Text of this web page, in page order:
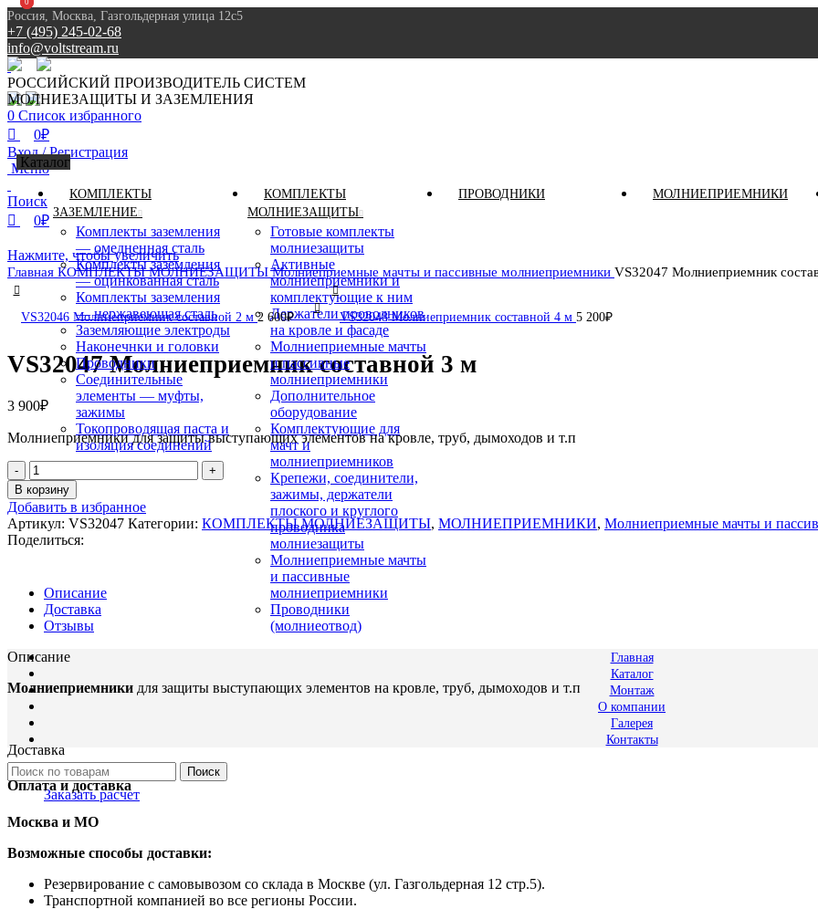
Россия, Москва, Газгольдерная улица 12с5
+7 (495) 245-02-68
info@voltstream.ru
8 (495) 245-02-68
РОССИЙСКИЙ ПРОИЗВОДИТЕЛЬ СИСТЕМ
МОЛНИЕЗАЩИТЫ И ЗАЗЕМЛЕНИЯ
0 Список избранного
0
0₽
Вход / Регистрация
Меню
Поиск
0
0₽
Каталог
КОМПЛЕКТЫ
ЗАЗЕМЛЕНИЕ
Комплекты заземления
— омедненная сталь
Комплекты заземления
— оцинкованная сталь
Комплекты заземления
— нержавеющая сталь
Заземляющие электроды
Наконечнки и головки
Проводники
Соединительные
элементы — муфты,
зажимы
Токопроводящая паста и
изоляция соединений
КОМПЛЕКТЫ
МОЛНИЕЗАЩИТЫ
Готовые комплекты
молниезащиты
Активные
молниеприемники и
комплектующие к ним
Держатели проводников
на кровле и фасаде
Молниеприемные мачты
и пассивные
молниеприемники
Дополнительное
оборудование
Комплектующие для
мачт и
молниеприемников
Крепежи, соединители,
зажимы, держатели
плоского и круглого
проводника
молниезащиты
Молниеприемные мачты
и пассивные
молниеприемники
Проводники
(молниеотвод)
ПРОВОДНИКИ МОЛНИЕПРИЕМНИКИ
Главная
Каталог
Монтаж
О компании
Галерея
Контакты
Поиск
Заказать расчет
Нажмите, чтобы увеличить
Главная КОМПЛЕКТЫ МОЛНИЕЗАЩИТЫМолниеприемные мачты и пассивные молниеприемники VS32047 Молниеприемник
VS32046 Молниеприемник составной 2 м2 600₽ VS32048 Молниеприемник составной 4 м 5 200₽
VS32047 Молниеприемник составной 3 м
3 900₽
Молниеприемники для защиты выступающих элементов на кровле, труб, дымоходов и т.п
Количество
товара
VS32047
Молниеприемник
составной
3
В корзину
Добавить в избранное
Артикул: VS32047 Категории: КОМПЛЕКТЫ МОЛНИЕЗАЩИТЫ, МОЛНИЕПРИЕМНИКИ, Молниеприемные мачты и
Поделиться:
Описание
Доставка
Отзывы
Описание
Молниеприемники для защиты выступающих элементов на кровле, труб, дымоходов и т.п
Доставка
Оплата и доставка
Москва и МО
Возможные способы доставки:
​Резервирование с самовывозом со склада в Москве (ул. Газгольдерная 12 стр.5).
Транспортной компанией во все регионы России.